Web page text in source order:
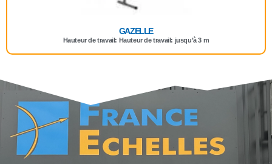
GAZELLE
Hauteur de travail: Hauteur de travail: jusqu’à 3 m